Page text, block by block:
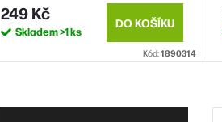
249 Kč
Skladem>1 ks
DO KOŠÍKU
Kód:1890314